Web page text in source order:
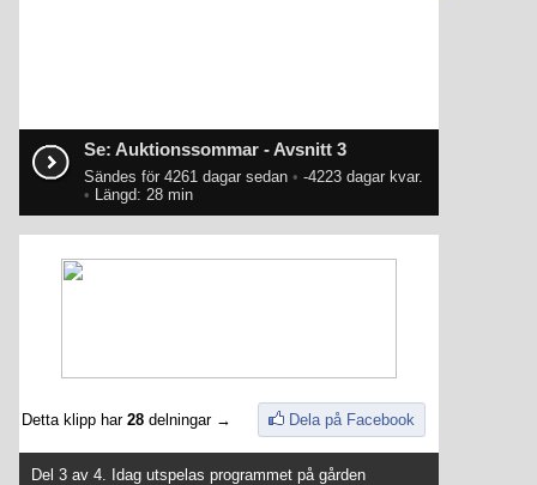
Se: Auktionssommar - Avsnitt 3
Sändes för 4261 dagar sedan • -4223 dagar kvar.
• Längd: 28 min
Detta klipp har 28delningar → Dela på Facebook
Del 3 av 4. Idag utspelas programmet på gården